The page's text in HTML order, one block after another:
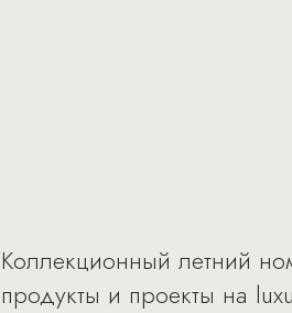
Коллекционный летний
продукты и проекты на